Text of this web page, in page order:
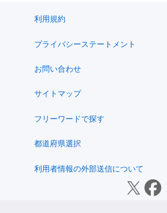
利用規約
プライバシーステートメント
お問い合わせ
サイトマップ
フリーワードで探す
都道府県選択
利用者情報の外部送信について